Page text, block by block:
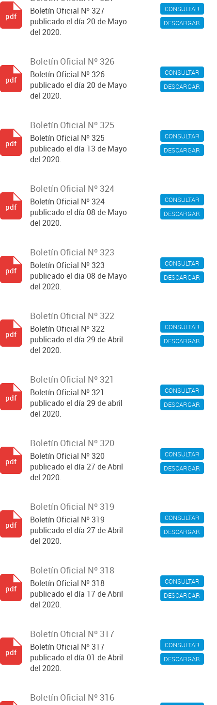
CONSULTAR
DESCARGAR
Boletín Oficial Nº 327
publicado el día 20 de Mayo
del 2020.
pdf
CONSULTAR
DESCARGAR
Boletín Oficial Nº 326
Boletín Oficial Nº 326
publicado el día 20 de Mayo
del 2020.
pdf
CONSULTAR
DESCARGAR
Boletín Oficial Nº 325
Boletín Oficial Nº 325
publicado el día 13 de Mayo
del 2020.
pdf
CONSULTAR
DESCARGAR
Boletín Oficial Nº 324
Boletín Oficial Nº 324
publicado el día 08 de Mayo
del 2020.
pdf
CONSULTAR
DESCARGAR
Boletín Oficial Nº 323
Boletín Oficial Nº 323
publicado el dia 08 de Mayo
del 2020.
pdf
CONSULTAR
DESCARGAR
Boletín Oficial Nº 322
Boletín Oficial Nº 322
publicado el día 29 de Abril
del 2020.
pdf
CONSULTAR
DESCARGAR
Boletín Oficial Nº 321
Boletín Oficial Nº 321
publicado el día 29 de abril
del 2020.
pdf
CONSULTAR
DESCARGAR
Boletín Oficial Nº 320
Boletín Oficial Nº 320
publicado el día 27 de Abril
del 2020.
pdf
CONSULTAR
DESCARGAR
Boletín Oficial Nº 319
Boletín Oficial Nº 319
publicado el día 27 de Abril
del 2020.
pdf
CONSULTAR
DESCARGAR
Boletín Oficial Nº 318
Boletín Oficial Nº 318
publicado el día 17 de Abril
del 2020.
pdf
CONSULTAR
DESCARGAR
Boletín Oficial Nº 317
Boletín Oficial Nº 317
publicado el día 01 de Abril
del 2020.
pdf
Boletín Oficial Nº 316